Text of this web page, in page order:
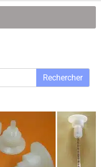
Rechercher